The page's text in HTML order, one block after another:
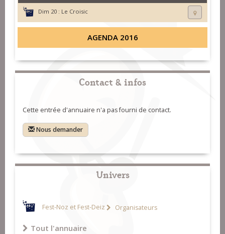
Dim 20 : Le Croisic
AGENDA 2016
Contact & infos
Cette entrée d'annuaire n'a pas fourni de contact.
Nous demander
Univers
Fest-Noz et Fest-Deiz Organisateurs
Tout l'annuaire